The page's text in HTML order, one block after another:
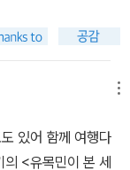
재할 수 있을 것이
한 가치야말로 세
. 가보지 못한 곳은
으로 다시 접하게
장쾌한 여정은 앞으
있어 함께 여행다
<유목민이 본 세